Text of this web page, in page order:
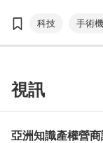
科技 手術
亞洲醫療健康
視訊
亞洲知識產權營